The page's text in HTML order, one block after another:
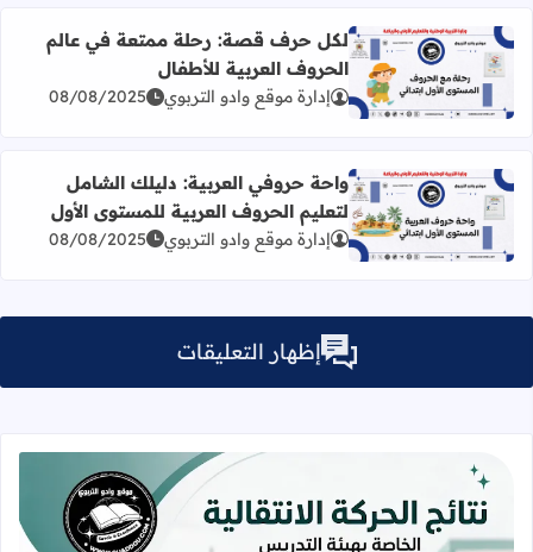
اقرأ المزيد عن لكل حرف قصة: رحلة ممتعة في عالم الحروف
لكل حرف قصة: رحلة ممتعة في عالم
الحروف العربية للأطفال
إدارة موقع وادو التربوي 08/08/2025
اقرأ المزيد عن واحة حروفي العربية: دليلك الشامل لتعليم
واحة حروفي العربية: دليلك الشامل
لتعليم الحروف العربية للمستوى الأول
إدارة موقع وادو التربوي 08/08/2025
إظهار التعليقات